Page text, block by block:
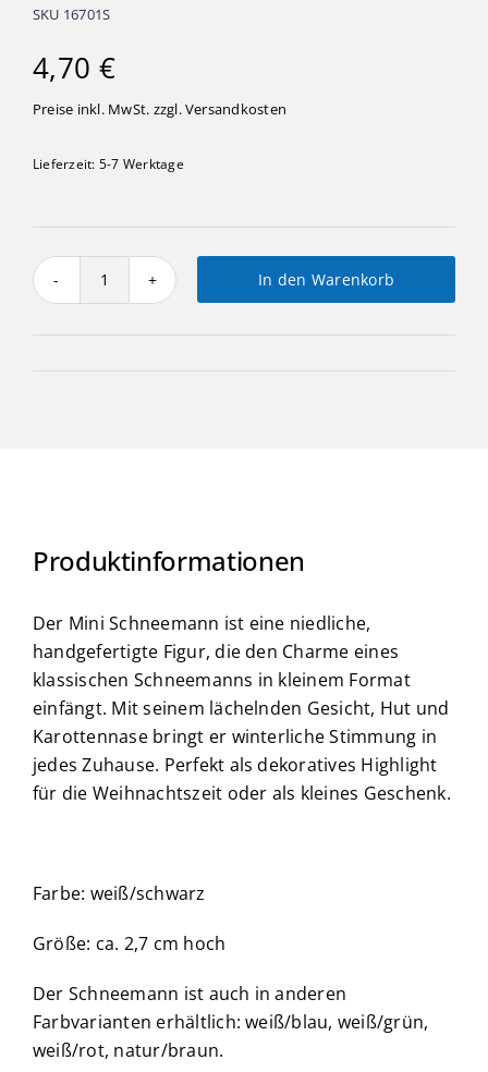
SKU 16701S
4,70 €
Preise inkl. MwSt. zzgl.Versandkosten
Lieferzeit: 5-7 Werktage
Schneemänner
In den Warenkorb
Produktinformationen
Der Mini Schneemann ist eine niedliche,
handgefertigte Figur, die den Charme eines
klassischen Schneemanns in kleinem Format
einfängt. Mit seinem lächelnden Gesicht, Hut und
Karottennase bringt er winterliche Stimmung in
jedes Zuhause. Perfekt als dekoratives Highlight
für die Weihnachtszeit oder als kleines Geschenk.
Farbe: weiß/schwarz
Größe: ca. 2,7 cm hoch
Der Schneemann ist auch in anderen
Farbvarianten erhältlich: weiß/blau, weiß/grün,
weiß/rot, natur/braun.